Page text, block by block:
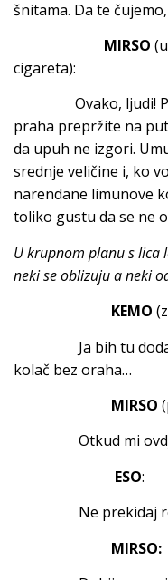
šnitama. Da te
MIRSO
cigareta):
Ovako, ljudi! Pola
praha prepržite na
da upuh ne izgori.
srednje veličine i, ko
narendane limunove
toliko gustu da se ne
U krupnom planu s lica
neki se oblizuju a neki
KEMO
Ja bih tu dodao
kolač bez oraha…
MIRSO
Otkud mi ovdje
ESO:
Ne prekidaj
MIRSO: